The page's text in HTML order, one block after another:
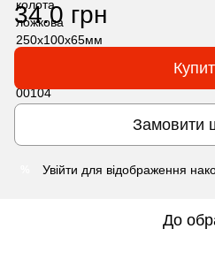
34.0 грн
Замовити
Увійти для відображення
До